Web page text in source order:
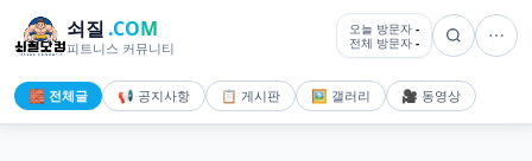
쇠질 .COM
피트니스 커뮤니티
오늘 방문자 -
전체 방문자 -
🧱 전체글 📢 공지사항 📋 게시판 🖼️ 갤러리 🎥 동영상